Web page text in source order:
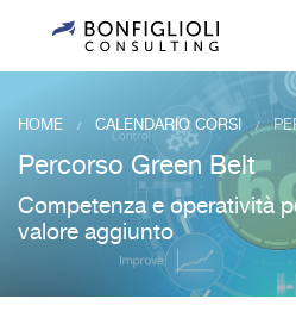
HOME / CALENDARIO CORSI /
Percorso Green Belt
Competenza e operatività
valore aggiunto